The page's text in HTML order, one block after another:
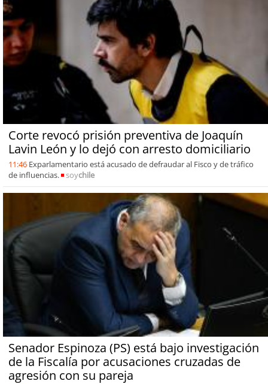
Corte revocó prisión preventiva de Joaquín
Lavin León y lo dejó con arresto domiciliario
11:46 Exparlamentario está acusado de defraudar al Fisco y de tráfico
de influencias.
soychile
Senador Espinoza (PS) está bajo investigación
de la Fiscalía por acusaciones cruzadas de
agresión con su pareja